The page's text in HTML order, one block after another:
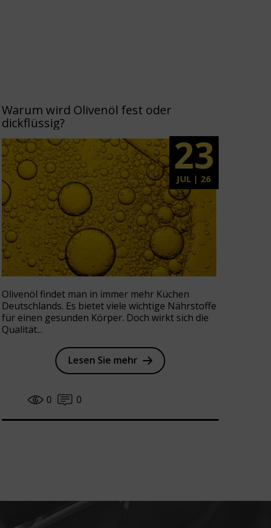
Warum wird Olivenöl fest oder
dickflüssig?
23
JUL | 26
Olivenöl findet man in immer mehr Küchen
Deutschlands. Es bietet viele wichtige Nährstoffe
für einen gesunden Körper. Doch wirkt sich die
Qualität...
Lesen Sie mehr
0
0